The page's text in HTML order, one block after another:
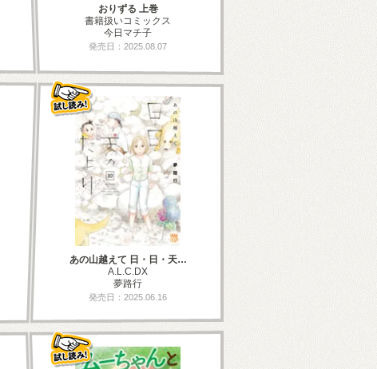
おりずる 上巻
書籍扱いコミックス
今日マチ子
発売日：2025.08.07
あの山越えて 日・日・天…
A.L.C.DX
夢路行
発売日：2025.06.16